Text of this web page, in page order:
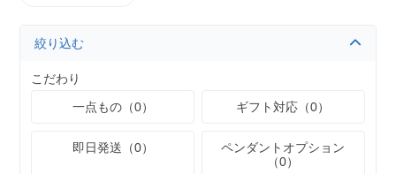
絞り込む
こだわり
一点もの（0）
ギフト対応（0）
即日発送（0）
ペンダントオプション
（0）